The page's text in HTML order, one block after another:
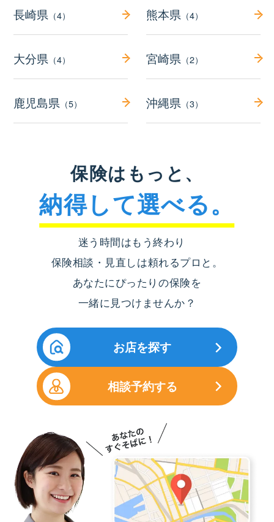
長崎県 （4） 熊本県（4）
大分県 （4） 宮崎県 （2）
鹿児島県 （5） 沖縄県 （3）
保険はもっと、
納得して選べる。
迷う時間はもう終わり
保険相談・見直しは頼れるプロと。
あなたにぴったりの保険を
一緒に見つけませんか？
お店を探す
相談予約する